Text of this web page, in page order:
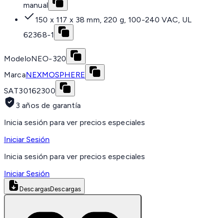
manual
150 x 117 x 38 mm, 220 g, 100-240 VAC, UL
62368-1
ModeloNEO-320
MarcaNEXMOSPHERE
SAT30162300
3 años de garantía
Inicia sesión para ver precios especiales
Iniciar Sesión
Inicia sesión para ver precios especiales
Iniciar Sesión
DescargasDescargas